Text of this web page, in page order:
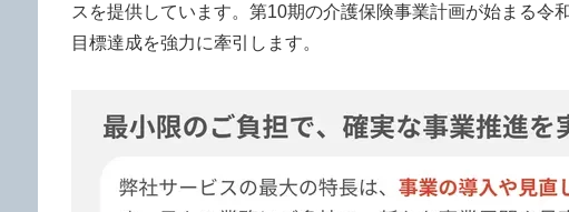
スを提供しています。第10期の介護保険事業計画が始まる
目標達成を強力に牽引します。